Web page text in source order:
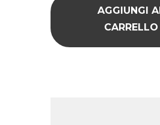
AGGIUNGI
CARRELLO